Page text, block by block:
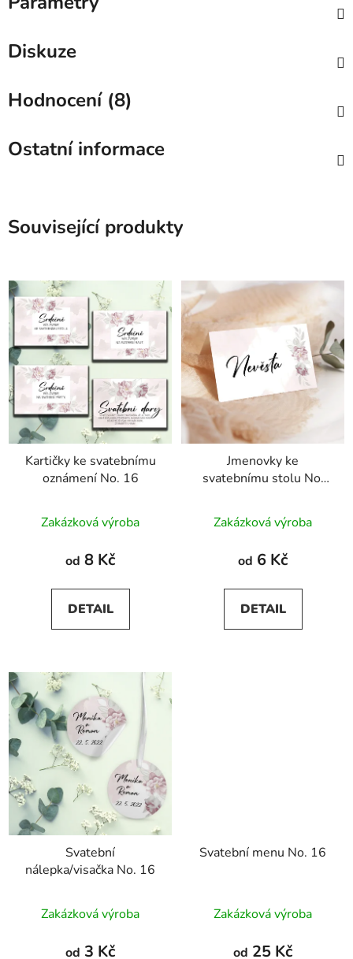
Diskuze
Hodnocení (8)
Ostatní informace
Související produkty
Kartičky ke svatebnímu
oznámení No. 16
Zakázková výroba
od 8 Kč
DETAIL
Jmenovky ke
svatebnímu stolu No.
hodnocení
produktu
5,0
z
Zakázková výroba
od 6 Kč
DETAIL
Svatební
nálepka/visačka No. 16
Zakázková výroba
od 3 Kč
Svatební menu No. 16
Zakázková výroba
od 25 Kč